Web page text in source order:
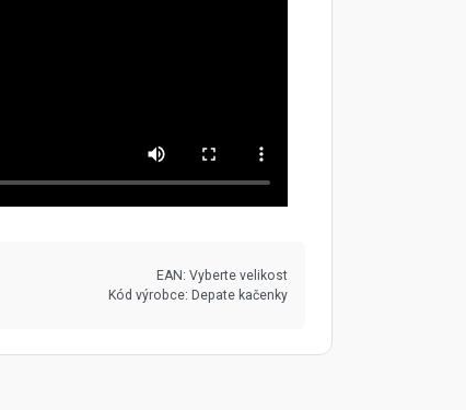
EAN: Vyberte velikost
Kód výrobce: Depate kačenky